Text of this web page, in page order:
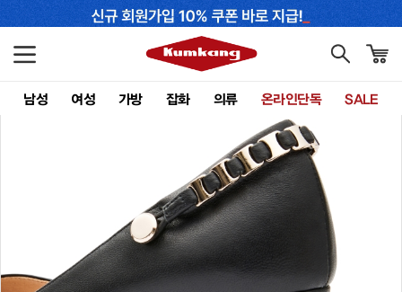
남성 여성 가방 잡화 의류 온라인단독 SALE